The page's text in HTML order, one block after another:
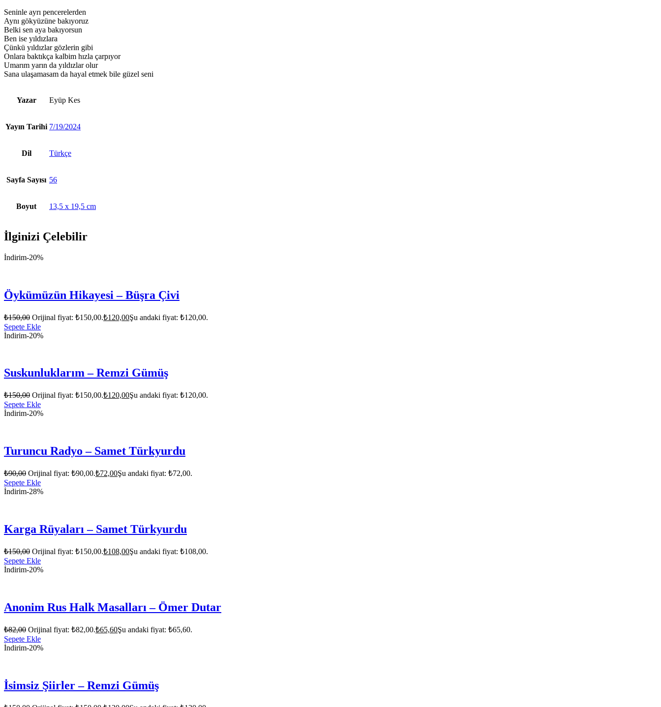
Seninle ayrı pencerelerden
Aynı gökyüzüne bakıyoruz
Belki sen aya bakıyorsun
Ben ise yıldızlara
Çünkü yıldızlar gözlerin gibi
Onlara baktıkça kalbim hızla çarpıyor
Umarım yarın da yıldızlar olur
Sana ulaşamasam da hayal etmek bile güzel seni
Yazar Eyüp Kes
Yayın Tarihi 7/19/2024
Dil Türkçe
Sayfa Sayısı 56
Boyut 13,5 x 19,5 cm
İlginizi Çelebilir
İndirim-20%
Öykümüzün Hikayesi – Büşra Çivi
₺150,00 Orijinal fiyat: ₺150,00.₺120,00Şu andaki fiyat: ₺120,00.
Sepete Ekle
İndirim-20%
Suskunluklarım – Remzi Gümüş
₺150,00 Orijinal fiyat: ₺150,00.₺120,00Şu andaki fiyat: ₺120,00.
Sepete Ekle
İndirim-20%
Turuncu Radyo – Samet Türkyurdu
₺90,00 Orijinal fiyat: ₺90,00.₺72,00Şu andaki fiyat: ₺72,00.
Sepete Ekle
İndirim-28%
Karga Rüyaları – Samet Türkyurdu
₺150,00 Orijinal fiyat: ₺150,00.₺108,00Şu andaki fiyat: ₺108,00.
Sepete Ekle
İndirim-20%
Anonim Rus Halk Masalları – Ömer Dutar
₺82,00 Orijinal fiyat: ₺82,00.₺65,60Şu andaki fiyat: ₺65,60.
Sepete Ekle
İndirim-20%
İsimsiz Şiirler – Remzi Gümüş